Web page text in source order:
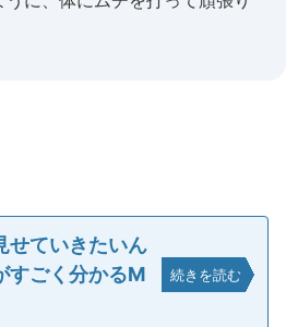
せていきたいん
すごく分かるM
続きを読む